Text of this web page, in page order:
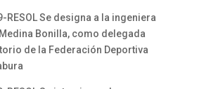
RESOL Se designa a la ingeniera
Bonilla, como delegada
de la Federación Deportiva